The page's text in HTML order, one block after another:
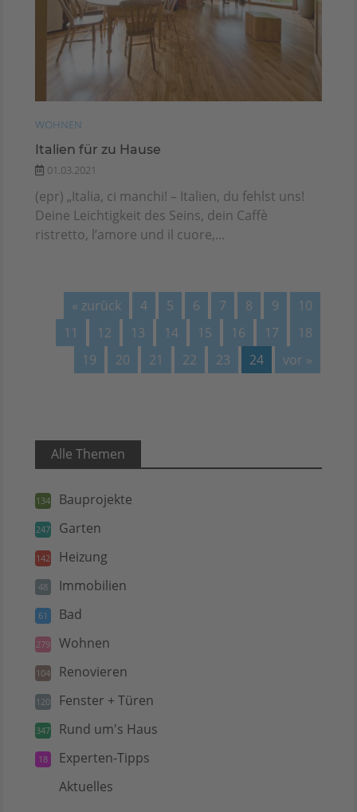
WOHNEN
Italien für zu Hause
01.03.2021
(epr) „Italia, ci manchi! – Italien, du fehlst uns!
Deine Leichtigkeit des Seins, dein Caffè
ristretto, l’amore und il cuore,...
« zurück 4 5 6 7 8 9
10
11
12 13 14 15 16 17
18
19
20 21 22 23 24 vor »
Alle Themen
134 Bauprojekte
247 Garten
142 Heizung
48 Immobilien
61 Bad
279 Wohnen
104 Renovieren
120 Fenster + Türen
347 Rund um's Haus
18 Experten-Tipps
Aktuelles